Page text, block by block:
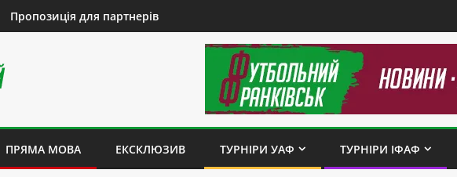
Пропозиція для партнерів
ПРЯМА МОВА ЕКСКЛЮЗИВ ТУРНІРИ УАФ ТУРНІРИ ІФАФ